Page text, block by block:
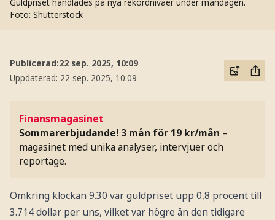
Foto: Shutterstock
Publicerad:22 sep. 2025, 10:09
Uppdaterad: 22 sep. 2025, 10:09
Finansmagasinet
Sommarerbjudande! 3 mån för 19 kr/mån –
magasinet med unika analyser, intervjuer och
reportage.
Omkring klockan 9.30 var guldpriset upp 0,8 procent till
3.714 dollar per uns, vilket var högre än den tidigare